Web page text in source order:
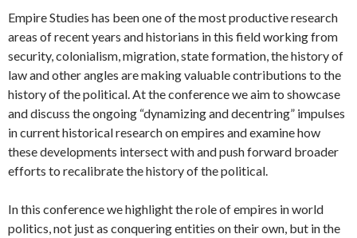
Empire Studies has been one of the most productive research
areas of recent years and historians in this field working from
security, colonialism, migration, state formation, the history of
law and other angles are making valuable contributions to the
history of the political. At the conference we aim to showcase
and discuss the ongoing “dynamizing and decentring” impulses
in current historical research on empires and examine how
these developments intersect with and push forward broader
efforts to recalibrate the history of the political.
In this conference we highlight the role of empires in world
politics, not just as conquering entities on their own, but in the